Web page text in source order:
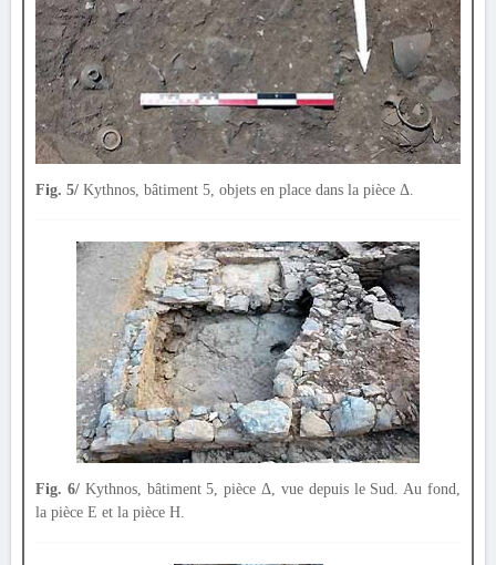
Fig. 5/ Kythnos, bâtiment 5, objets en place dans la pièce Δ.
Fig. 6/Kythnos, bâtiment 5, pièce Δ, vue depuis le Sud. Au fond,
la pièce E et la pièce Η.